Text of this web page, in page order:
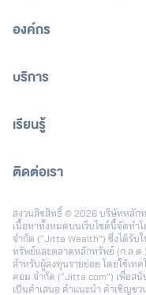
องค์กร
บริการ
เรียนรู้
ติดต่อเรา
สงวนลิขสิทธิ์ © 2026 บริษัทหลัก
เนื้อหาทั้งหมดบนเว็บไซต์นี้จัดทำ
จำกัด (“Jitta Wealth”) ซึ่งได้รั
ทรัพย์และตลาดหลักทรัพย์ (ก.ล.ต
สำหรับผู้ลงทุนรายย่อย โดยใช้เท
คอม จำกัด (“Jitta.com”) เพื่อส
เป็นคำเสนอ คำแนะนำ คำเชิญช